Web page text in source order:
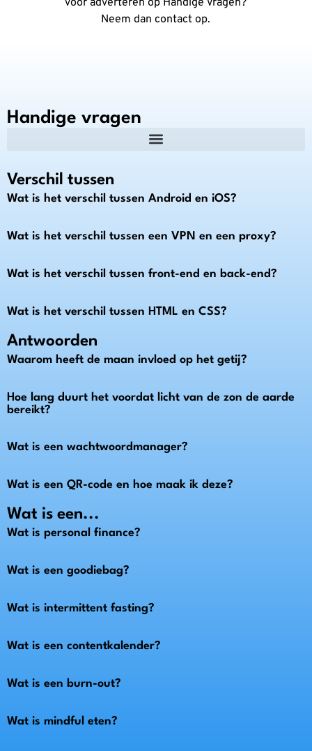
voor adverteren op Handige Vragen?
Neem dan contact op.
Handige vragen
Verschil tussen
Wat is het verschil tussen Android en iOS?
Wat is het verschil tussen een VPN en een proxy?
Wat is het verschil tussen front-end en back-end?
Wat is het verschil tussen HTML en CSS?
Antwoorden
Waarom heeft de maan invloed op het getij?
Hoe lang duurt het voordat licht van de zon de aarde
bereikt?
Wat is een wachtwoordmanager?
Wat is een QR-code en hoe maak ik deze?
Wat is een...
Wat is personal finance?
Wat is een goodiebag?
Wat is intermittent fasting?
Wat is een contentkalender?
Wat is een burn-out?
Wat is mindful eten?